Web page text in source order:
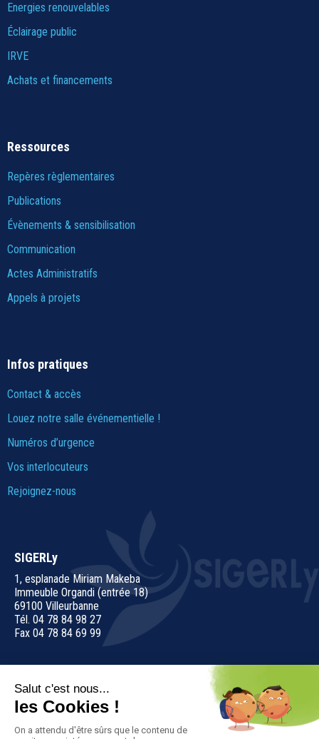
Energies renouvelables
Éclairage public
IRVE
Achats et financements
Ressources
Repères règlementaires
Publications
Évènements & sensibilisation
Communication
Actes Administratifs
Appels à projets
Infos pratiques
Contact & accès
Louez notre salle événementielle !
Numéros d’urgence
Vos interlocuteurs
Rejoignez-nous
SIGERLy
1, esplanade Miriam Makeba
Immeuble Organdi (entrée 18)
69100 Villeurbanne
Tél. 04 78 84 98 27
Fax 04 78 84 69 99
Nous contacter